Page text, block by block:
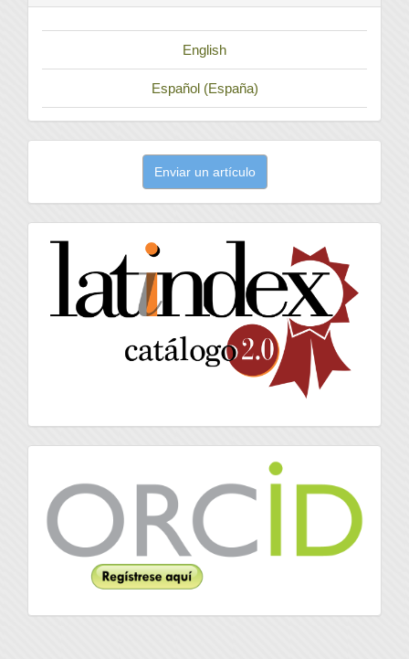
English
Español (España)
artículo
Enviar un artículo
latindex